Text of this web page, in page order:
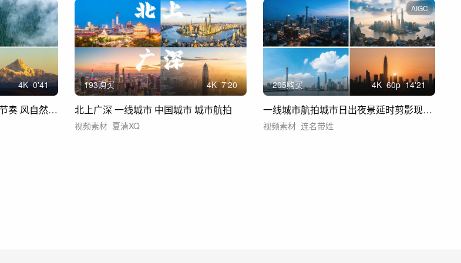
4K 0'41
意境空镜头快剪快切转场快节奏 风自然风景
193购买 4K 7'20
北上广深 一线城市 中国城市 城市航拍
视频素材 夏清XQ
AIGC
205购买 4K 60p 14'21
一线城市航拍城市日出夜景延时剪影现代化
视频素材 连名带姓